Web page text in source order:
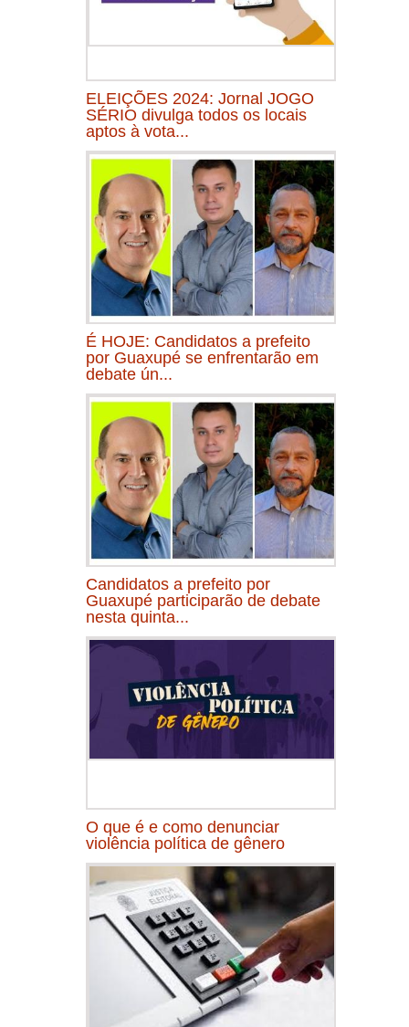
ELEIÇÕES 2024: Jornal JOGO
SÉRIO divulga todos os locais
aptos à vota...
É HOJE: Candidatos a prefeito
por Guaxupé se enfrentarão em
debate ún...
Candidatos a prefeito por
Guaxupé participarão de debate
nesta quinta...
O que é e como denunciar
violência política de gênero